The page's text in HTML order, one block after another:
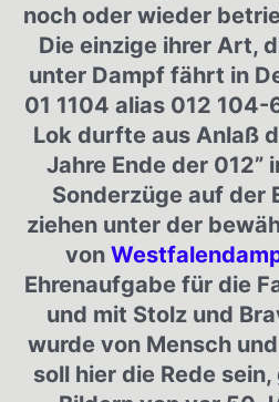
noch oder wieder
Die einzige ihrer Art,
unter Dampf fährt in
01 1104 alias 012 104-
Lok durfte aus Anlaß
Jahre Ende der 012”
Sonderzüge auf der
ziehen unter der
von
Ehrenaufgabe für die
und mit Stolz und
wurde von Mensch
soll hier die Rede